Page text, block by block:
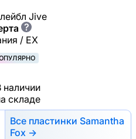
Jive
?
/ EX
наличии
складе
Все пластинки Samantha
Fox →